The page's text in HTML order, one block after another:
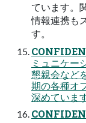
ています。
情報連携も
す。
ミュニケー
懇親会な
期の各種オ
深めてい